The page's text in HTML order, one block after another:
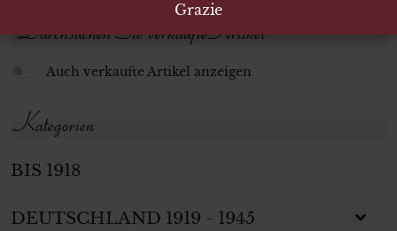
Durchsuchen Sie verkaufte Artikel
Auch verkaufte Artikel anzeigen
Kategorien
BIS 1918
DEUTSCHLAND 1919 - 1945
Grazie
Grazie